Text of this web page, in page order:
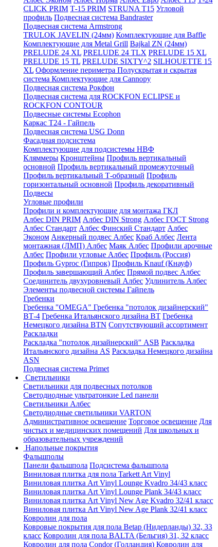
CLICK PRIM Т-15 PRIM STRUNA Т15 Угловой
профиль Подвесная система Bandraster
Подвесная система Armstrong
TRULOK JAVELIN (24мм) Комплектующие для Baffle
Комплектующие для Metal Grill Bajkal ZN (24мм)
PRELUDE 24 XL PRELUDE 24 TLX PRELUDE 15 XL
PRELUDE 15 TL PRELUDE SIXTY^2 SILHOUETTE 15
XL Оформление периметра Полускрытая и скрытая
система Комплектующие для Cannopy
Подвесная система Рокфон
Подвесная система для ROCKFON ECLIPSE и
ROCKFON CONTOUR
Подвесные системы Ecophon
Каркас Т24 - Гайпель
Подвесная система USG Donn
Фасадная подсистема
Комплектующие для подсистемы НВФ
Кляммеры Кронштейны Профиль вертикальный
основной Профиль вертикальный промежуточный
Профиль вертикальный Т-образный Профиль
горизонтальный основной Профиль декоративный
Подвесы
Угловые профили
Профили и комплектующие для монтажа ГКЛ
Албес DIN PRIM Албес DIN Strong Албес ГОСТ Strong
Албес Стандарт Албес Финский Стандарт Албес
Эконом Анкерный подвес Албес Краб Албес Лента
монтажная (ЛМП) Албес Маяк Албес Профили арочные
Албес Профили угловые Албес Профиль (Россия)
Профиль Gyproc (Гипрок) Профиль Knauf (Кнауф)
Профиль завершающий Албес Прямой подвес Албес
Соединитель двухуровневый Албес Удлинитель Албес
Элементы подвесной системы Гайпель
Гребенки
Гребенка "OMEGA" Гребенка "потолок дизайнерский"
ВТ-4 Гребенка Итальянского дизайна BT Гребенка
Немецкого дизайна ВТN Сопутствующий ассортимент
Раскладки
Раскладка "потолок дизайнерский" ASB Раскладка
Итальянского дизайна AS Раскладка Немецкого дизайна
АSN
Подвесная система Primet
Светильники
Светильники для подвесных потолков
Светодиодные ультратонкие Led панели
Светильники Албес
Светодиодные светильники VARTON
Административное освещение Торговое освещение Для
чистых и медицинских помещений Для школьных и
образовательных учреждений
Напольные покрытия
Фальшполы
Панели фальшпола Подсистема фальшпола
Виниловая плитка для пола Tarkett Art Vinyl
Виниловая плитка Art Vinyl Lounge Kvadro 34/43 класс
Виниловая плитка Art Vinyl Lounge Plank 34/43 класс
Виниловая плитка Art Vinyl New Age Kvadro 32/41 класс
Виниловая плитка Art Vinyl New Age Plank 32/41 класс
Ковролин для пола
Ковровые покрытия для пола Betap (Нидерланды) 32, 33
класс Ковролин для пола BALTA (Бельгия) 31, 32 класс
Ковролин для пола Condor (Голландия) Ковролин для